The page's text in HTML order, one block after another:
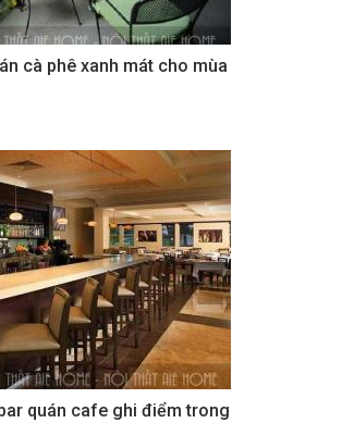
cà phê xanh mát cho mùa
quán cafe ghi điểm trong